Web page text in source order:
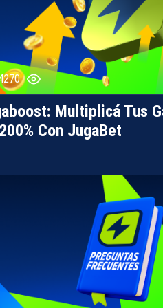
Multiplicá Tus
Con JugaBet